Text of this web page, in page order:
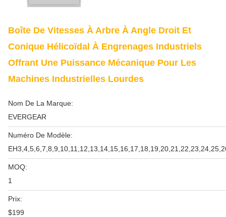
Boîte De Vitesses À Arbre À Angle Droit Et
Conique Hélicoïdal À Engrenages Industriels
Offrant Une Puissance Mécanique Pour Les
Machines Industrielles Lourdes
Nom De La Marque:
EVERGEAR
Numéro De Modèle:
MOQ:
1
Prix:
$199